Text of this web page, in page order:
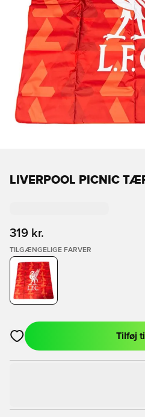
LIVERPOOL PICNIC
319 kr.
TILGÆNGELIGE FARVER
Åbner en Modal til at logge ind
Tilføj